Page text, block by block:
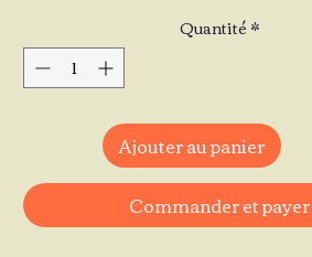
Quantité*
Ajouter au panier
Commander et payer